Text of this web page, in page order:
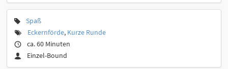
Spaß
Eckernförde, Kurze Runde
ca. 60 Minuten
Einzel-Bound